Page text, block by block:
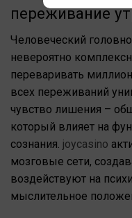
переживание
Человеческий
невероятно
переваривать
всех переживаний
чувство лишения –
который влияет на
сознания. joycasino
мозговые сети,
воздействуют на
мыслительное